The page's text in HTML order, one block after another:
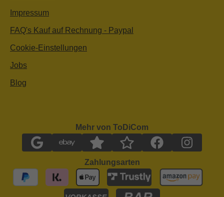
Impressum
FAQ's Kauf auf Rechnung - Paypal
Cookie-Einstellungen
Jobs
Blog
Mehr von ToDiCom
Zahlungsarten